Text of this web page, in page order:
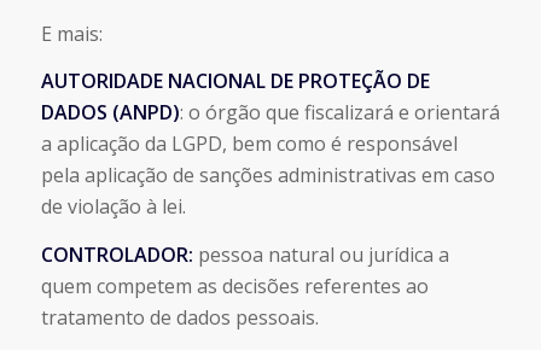
E mais:
AUTORIDADE NACIONAL DE PROTEÇÃO DE
DADOS (ANPD): o órgão que fiscalizará e orientará
a aplicação da LGPD, bem como é responsável
pela aplicação de sanções administrativas em caso
de violação à lei.
CONTROLADOR: pessoa natural ou jurídica a
quem competem as decisões referentes ao
tratamento de dados pessoais.